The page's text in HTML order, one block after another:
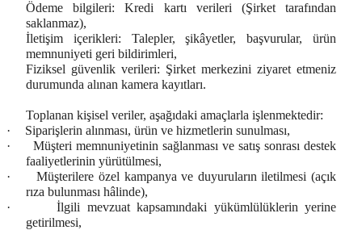
Ödeme bilgileri: Kredi kartı verileri (Şirket tarafından
saklanmaz),
İletişim içerikleri: Talepler, şikâyetler, başvurular,
ürün
memnuniyeti geri bildirimleri,
Fiziksel güvenlik verileri: Şirket merkezini ziyaret etmeniz
durumunda alınan kamera kayıtları.
Toplanan kişisel veriler, aşağıdaki amaçlarla işlenmektedir:
·
Siparişlerin alınması, ürün ve hizmetlerin sunulması,
·
Müşteri memnuniyetinin sağlanması ve satış sonrası destek
faaliyetlerinin yürütülmesi,
·
Müşterilere özel kampanya ve duyuruların iletilmesi (açık
rıza bulunması hâlinde),
·
İlgili mevzuat kapsamındaki yükümlülüklerin yerine
getirilmesi,